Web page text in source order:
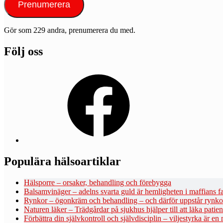
Prenumerera
Gör som 229 andra, prenumerera du med.
Följ oss
Populära hälsoartiklar
Hälsporre – orsaker, behandling och förebygga
Balsamvinäger – adelns svarta guld är hemligheten i maffians
Rynkor – ögonkräm och behandling – och därför uppstår
Naturen läker – Trädgårdar på sjukhus hjälper till att läka
Förbättra din självkontroll och självdisciplin – viljestyrka är en